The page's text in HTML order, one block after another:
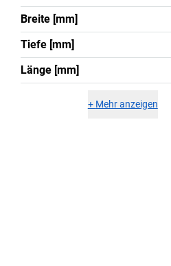
Breite [mm]
Tiefe [mm]
Länge [mm]
+ Mehr anzeigen